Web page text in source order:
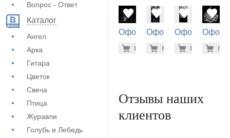
Вопрос - Ответ
Каталог
Ангел
Арка
Гитара
Цветок
Свеча
Птица
Журавли
Голубь и Лебедь
Оформление
(73-596)
-7% 900 руб.
Купить
Оформление
(72-700)
-7%
Купить
Оформление
(72-816)
-
Купить(72-
Отзывы наших
клиентов